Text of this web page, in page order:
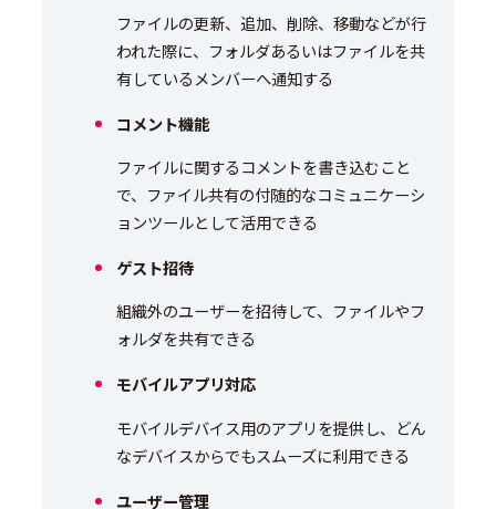
ファイルの更新、追加、削除、移動などが行
われた際に、フォルダあるいはファイルを共
有しているメンバーへ通知する
コメント機能
ファイルに関するコメントを書き込むこと
で、ファイル共有の付随的なコミュニケーシ
ョンツールとして活用できる
ゲスト招待
組織外のユーザーを招待して、ファイルやフ
ォルダを共有できる
モバイルアプリ対応
モバイルデバイス用のアプリを提供し、どん
なデバイスからでもスムーズに利用できる
ユーザー管理